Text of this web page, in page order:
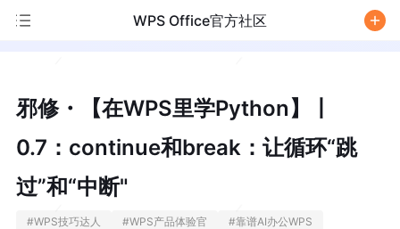
WPS Office官方社区
邪修・【在WPS里学Python】丨
0.7：continue和break：让循环“跳
过”和“中断"
#WPS技巧达人 #WPS产品体验官 #靠谱AI办公WPS